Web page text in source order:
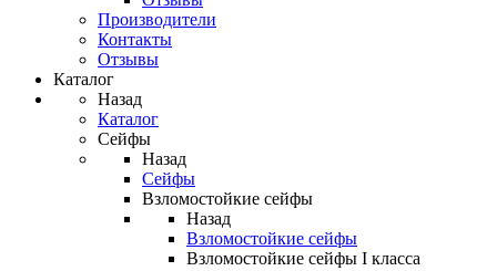
Производители
Контакты
Отзывы
Каталог
Назад
Каталог
Сейфы
Назад
Сейфы
Взломостойкие сейфы
Назад
Взломостойкие сейфы
Взломостойкие сейфы I класса